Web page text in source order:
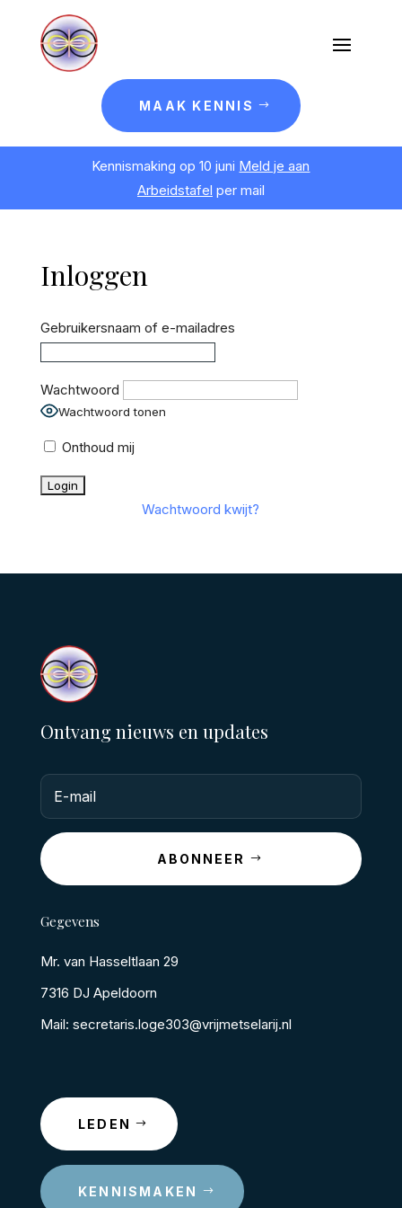
MAAK KENNIS
Kennismaking op 10 juni Meld je aan
Arbeidstafel per mail
Inloggen
Gebruikersnaam of e-mailadres
Wachtwoord
Wachtwoord tonen
Onthoud mij
Wachtwoord kwijt?
Ontvang nieuws en updates
ABONNEER
Gegevens
Mr. van Hasseltlaan 29
7316 DJ Apeldoorn
Mail: secretaris.loge303@vrijmetselarij.nl
LEDEN
KENNISMAKEN